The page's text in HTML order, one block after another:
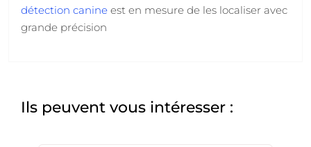
détection canineest en mesure de les localiser avec
grande précision
Ils peuvent vous intéresser :